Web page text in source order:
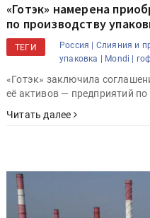
«Готэк» намерена
по производству
ТЕГИ Россия | Слияния и
упаковка |
Mondi |
«Готэк» заключила
её активов — предприятий
Читать далее